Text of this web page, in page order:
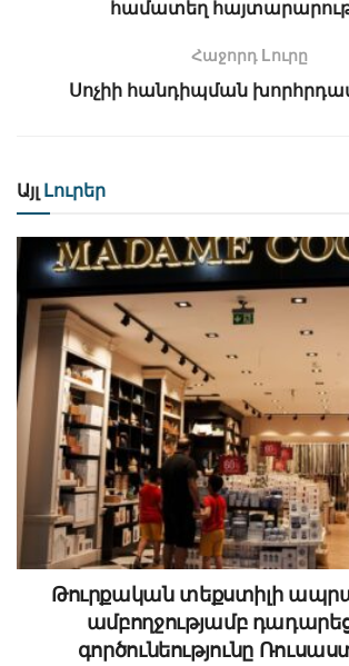
համատեղ
Հաջորդ Lուրը
Սոչիի հանդիպման
Այլ Լուրեր
Թուրքական տեքստիլի
ամբողջությամբ
գործունեությունը